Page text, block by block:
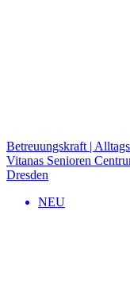
Betreuungskraft |
Vitanas Senioren
Dresden
NEU